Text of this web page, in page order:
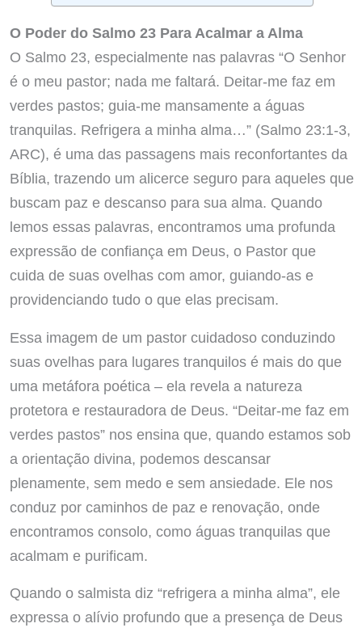
O Poder do Salmo 23 Para Acalmar a Alma
O Salmo 23, especialmente nas palavras “O Senhor
é o meu pastor; nada me faltará. Deitar-me faz em
verdes pastos; guia-me mansamente a águas
tranquilas. Refrigera a minha alma…” (Salmo 23:1-3,
ARC), é uma das passagens mais reconfortantes da
Bíblia, trazendo um alicerce seguro para aqueles que
buscam paz e descanso para sua alma. Quando
lemos essas palavras, encontramos uma profunda
expressão de confiança em Deus, o Pastor que
cuida de suas ovelhas com amor, guiando-as e
providenciando tudo o que elas precisam.
Essa imagem de um pastor cuidadoso conduzindo
suas ovelhas para lugares tranquilos é mais do que
uma metáfora poética – ela revela a natureza
protetora e restauradora de Deus. “Deitar-me faz em
verdes pastos” nos ensina que, quando estamos sob
a orientação divina, podemos descansar
plenamente, sem medo e sem ansiedade. Ele nos
conduz por caminhos de paz e renovação, onde
encontramos consolo, como águas tranquilas que
acalmam e purificam.
Quando o salmista diz “refrigera a minha alma”, ele
expressa o alívio profundo que a presença de Deus